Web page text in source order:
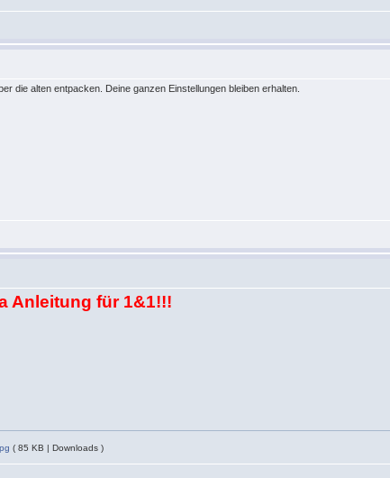
die alten entpacken. Deine ganzen Einstellungen bleiben erhalten.
Anleitung für 1&1!!!
( 85 KB | Downloads )